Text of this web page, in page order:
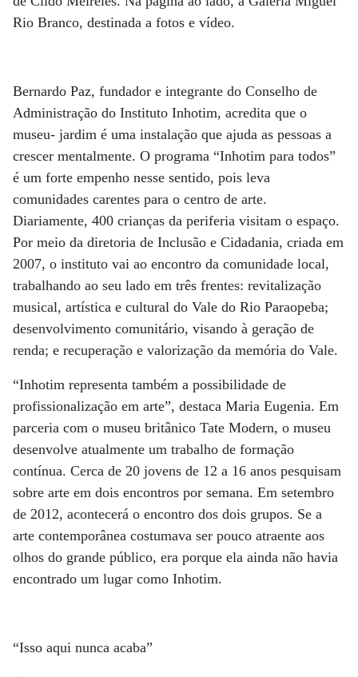
Rio Branco, destinada a fotos e vídeo.
Bernardo Paz, fundador e integrante do Conselho de
Administração do Instituto Inhotim, acredita que o
museu- jardim é uma instalação que ajuda as pessoas a
crescer mentalmente. O programa “Inhotim para todos”
é um forte empenho nesse sentido, pois leva
comunidades carentes para o centro de arte.
Diariamente, 400 crianças da periferia visitam o espaço.
Por meio da diretoria de Inclusão e Cidadania, criada em
2007, o instituto vai ao encontro da comunidade local,
trabalhando ao seu lado em três frentes: revitalização
musical, artística e cultural do Vale do Rio Paraopeba;
desenvolvimento comunitário, visando à geração de
renda; e recuperação e valorização da memória do Vale.
“Inhotim representa também a possibilidade de
profissionalização em arte”, destaca Maria Eugenia. Em
parceria com o museu britânico Tate Modern, o museu
desenvolve atualmente um trabalho de formação
contínua. Cerca de 20 jovens de 12 a 16 anos pesquisam
sobre arte em dois encontros por semana. Em setembro
de 2012, acontecerá o encontro dos dois grupos. Se a
arte contemporânea costumava ser pouco atraente aos
olhos do grande público, era porque ela ainda não havia
encontrado um lugar como Inhotim.
“Isso aqui nunca acaba”